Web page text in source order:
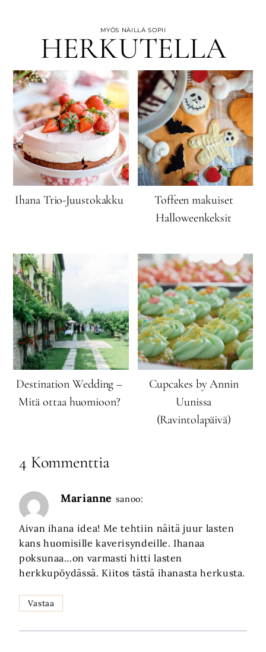
MYÖS NÄILLÄ SOPII
HERKUTELLA
Ihana Trio-Juustokakku
Toffeen makuiset
Halloweenkeksit
Destination Wedding –
Mitä ottaa huomioon?
Cupcakes by Annin
Uunissa
(Ravintolapäivä)
4 Kommenttia
Marianne sanoo:
Aivan ihana idea! Me tehtiin näitä juur lasten
kans huomisille kaverisyndeille. Ihanaa
poksunaa…on varmasti hitti lasten
herkkupöydässä. Kiitos tästä ihanasta herkusta.
Vastaa